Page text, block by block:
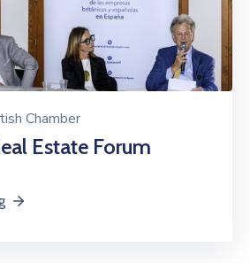
Chamber
Estate Forum